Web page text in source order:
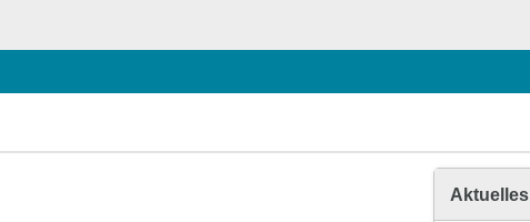
Aktuelles